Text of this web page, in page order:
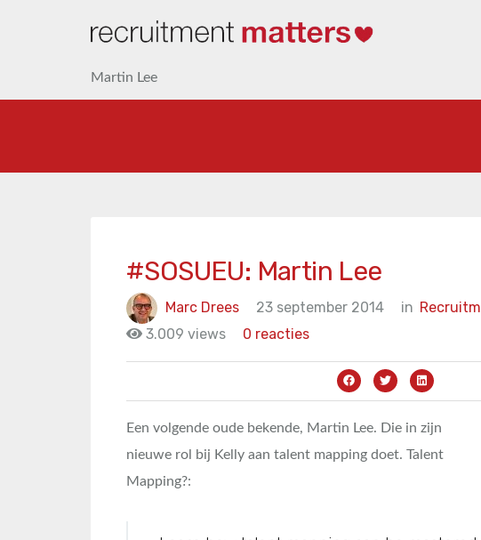
Martin Lee
#SOSUEU: Martin Lee
Marc Drees 23 september 2014 in
3.009 views
0 reacties
Een volgende oude bekende, Martin Lee. Die in zijn
nieuwe rol bij Kelly aan talent mapping doet. Talent
Mapping?: